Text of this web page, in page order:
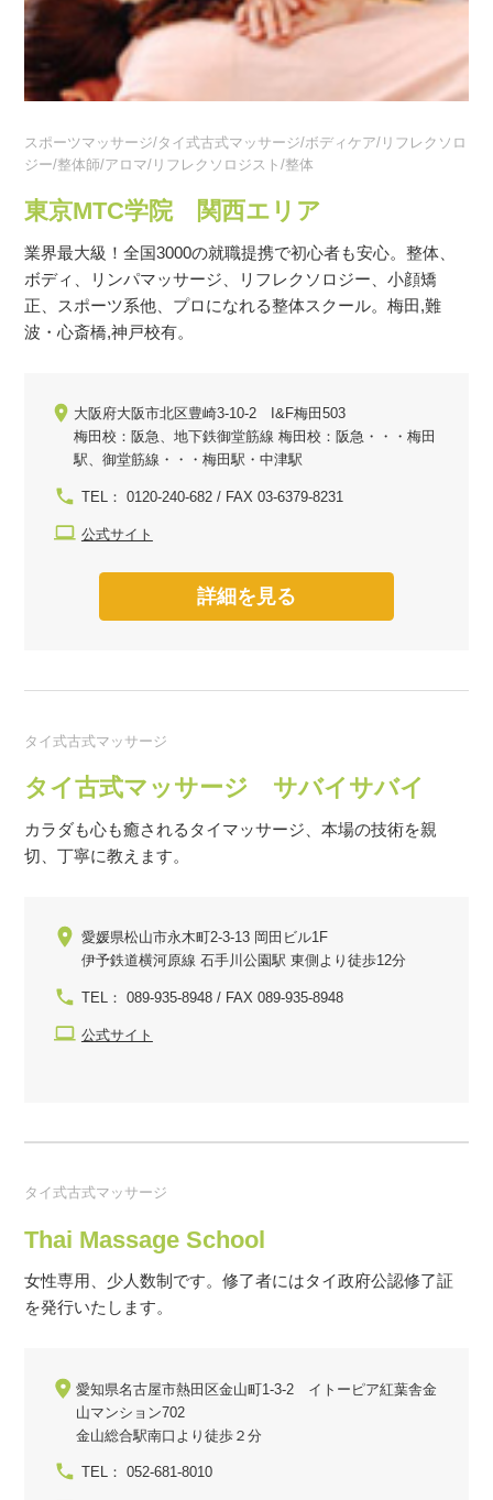
スポーツマッサージ/タイ式古式マッサージ/ボディケア/リフレクソロ
ジー/整体師/アロマ/リフレクソロジスト/整体
東京MTC学院 関西エリア
業界最大級！全国3000の就職提携で初心者も安心。整体、
ボディ、リンパマッサージ、リフレクソロジー、小顔矯
正、スポーツ系他、プロになれる整体スクール。梅田,難
波・心斎橋,神戸校有。
大阪府大阪市北区豊崎3-10-2 I&F梅田503
梅田校：阪急、地下鉄御堂筋線 梅田校：阪急・・・梅田
駅、御堂筋線・・・梅田駅・中津駅
TEL： 0120-240-682 / FAX 03-6379-8231
公式サイト
詳細を見る
タイ式古式マッサージ
タイ古式マッサージ サバイサバイ
カラダも心も癒されるタイマッサージ、本場の技術を親
切、丁寧に教えます。
愛媛県松山市永木町2-3-13 岡田ビル1F
伊予鉄道横河原線 石手川公園駅 東側より徒歩12分
TEL： 089-935-8948 / FAX 089-935-8948
公式サイト
タイ式古式マッサージ
Thai Massage School
女性専用、少人数制です。修了者にはタイ政府公認修了証
を発行いたします。
愛知県名古屋市熱田区金山町1-3-2 イトーピア紅葉舎金
山マンション702
金山総合駅南口より徒歩２分
TEL： 052-681-8010